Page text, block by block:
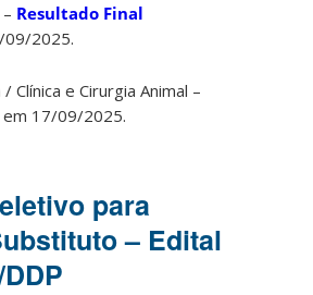
Resultado Final
09/2025.
Clínica e Cirurgia Animal –
17/09/2025.
para
– Edital